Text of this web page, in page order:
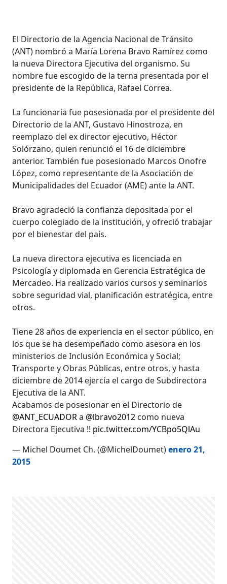
El Directorio de la Agencia Nacional de Tránsito
(ANT) nombró a María Lorena Bravo Ramírez como
la nueva Directora Ejecutiva del organismo. Su
nombre fue escogido de la terna presentada por el
presidente de la República, Rafael Correa.
La funcionaria fue posesionada por el presidente del
Directorio de la ANT, Gustavo Hinostroza, en
reemplazo del ex director ejecutivo, Héctor
Solórzano, quien renunció el 16 de diciembre
anterior. También fue posesionado Marcos Onofre
López, como representante de la Asociación de
Municipalidades del Ecuador (AME) ante la ANT.
Bravo agradeció la confianza depositada por el
cuerpo colegiado de la institución, y ofreció trabajar
por el bienestar del país.
La nueva directora ejecutiva es licenciada en
Psicología y diplomada en Gerencia Estratégica de
Mercadeo. Ha realizado varios cursos y seminarios
sobre seguridad vial, planificación estratégica, entre
otros.
Tiene 28 años de experiencia en el sector público, en
los que se ha desempeñado como asesora en los
ministerios de Inclusión Económica y Social;
Transporte y Obras Públicas, entre otros, y hasta
diciembre de 2014 ejercía el cargo de Subdirectora
Ejecutiva de la ANT.
Acabamos de posesionar en el Directorio de
@ANT_ECUADORa @lbravo2012 como nueva
Directora Ejecutiva !! pic.twitter.com/YCBpo5QlAu
— Michel Doumet Ch. (@MichelDoumet)enero 21,
2015